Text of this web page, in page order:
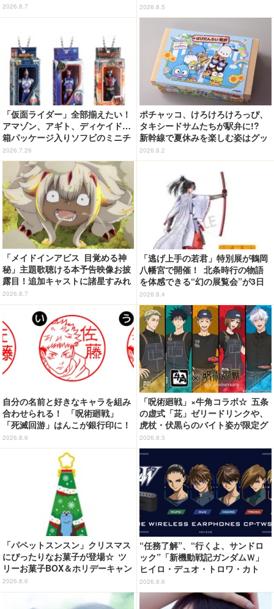
ルダーが新登場！
2026.8.7
ト」デザインのグッズも!? ロー
ソン限定グッズが登場！
2026.8.5
「仮面ライダー」全部揃えたい！
アマゾン、アギト、ディケイド…
箱パッケージ入りソフビのミニチ
ュアが登場
2026.7.26
ポチャッコ、けろけろけろっぴ、
タキシードサムたちが駅弁に!?
新幹線で夏休みを楽しむ姿はグッ
ズに☆「はぴだんぶい」JR東海と
コラボ企画
2026.8.2
「メイドインアビス 目覚める神
秘」主題歌聴ける本予告映像お披
露目！追加キャストに諸星すみれ
&星野貴紀
2026.8.7
「逃げ上手の若君」特別展が鶴岡
八幡宮で開催！ 北条時行の物語
を体感できる“幻の展覧会”が3日
間限定で登場【8/28～30】
2026.8.4
自分の名前と好きなキャラを組み
合わせられる！ 「呪術廻戦」
「死滅回游」はんこが銀行印に！
虎杖悠仁、乙骨憂太ら16キャラ追
加で全104種
2026.8.6
「呪術廻戦」×牛角コラボ☆ 五条
の虚式「茈」ゼリードリンクや、
虎杖・伏黒らのバイト姿が限定グ
ッズに【8月26日～】
2026.8.5
「パペットスンスン」クリスマス
にぴったりなお菓子が登場☆ ツ
リーお菓子BOX＆ホリデーキャン
ディ
2026.8.6
“任務了解”、“行くよ、サンドロ
ック”「新機動戦記ガンダムＷ」
ヒイロ・デュオ・トロワ・カト
ル・五飛の声がする…！ 新規録
り下ろしボイス搭載のワイヤレス
イヤホンが登場
2026.8.6